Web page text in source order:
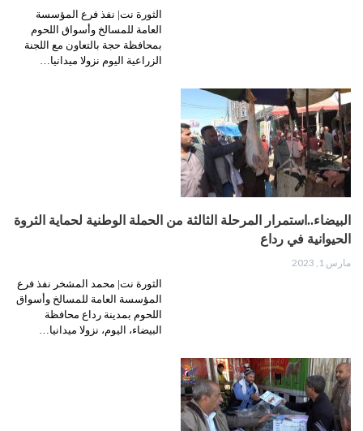
الثورة نت| نفذ فرع المؤسسة
العامة للمسالخ وأسواق اللحوم
بمحافظة حجة بالتعاون مع اللجنة
الزراعية اليوم نزولا ميدانيا…
البيضاء..استمرار المرحلة الثالثة من الحملة الوطنية لحماية الثروة
الحيوانية في رداع
مارس 1, 2023
الثورة نت| محمد المشخر نفذ فرع
المؤسسة العامة للمسالخ وأسواق
اللحوم بمدينة رداع محافظة
البيضاء، اليوم، نزولا ميدانيا…